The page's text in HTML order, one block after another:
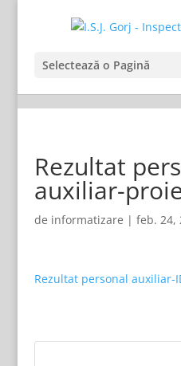
Selectează o Pagină
Rezultat
auxiliar-
de informatizare | feb. 24,
Rezultat personal auxiliar-